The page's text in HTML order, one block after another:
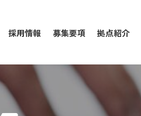
採用情報 募集要項 拠点紹介